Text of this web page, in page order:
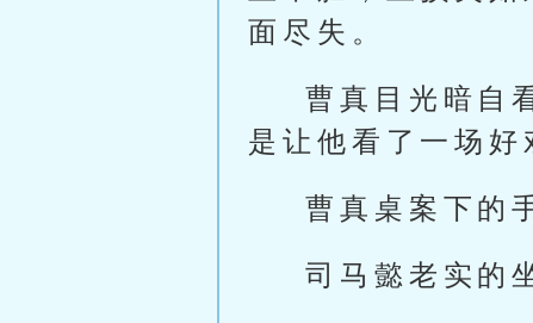
面尽失。
曹真目光暗自
是让他看了一场好
曹真桌案下的
司马懿老实的